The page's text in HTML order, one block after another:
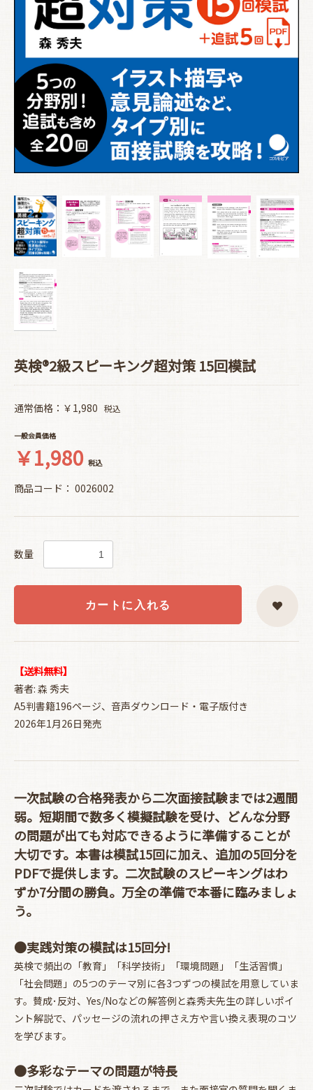
英検®2級スピーキング超対策 15回模試
通常価格：￥1,980 税込
一般会員価格
￥1,980 税込
商品コード： 0026002
数量
カートに入れる
【送料無料】
著者: 森 秀夫
A5判書籍196ページ、音声ダウンロード・電子版付き
2026年1月26日発売
一次試験の合格発表から二次面接試験までは2週間
弱。短期間で数多く模擬試験を受け、どんな分野
の問題が出ても対応できるように準備することが
大切です。本書は模試15回に加え、追加の5回分を
PDFで提供します。二次試験のスピーキングはわ
ずか7分間の勝負。万全の準備で本番に臨みましょ
う。
●実践対策の模試は15回分!
英検で頻出の「教育」「科学技術」「環境問題」「生活習慣」
「社会問題」の5つのテーマ別に各3つずつの模試を用意していま
す。賛成･反対、Yes/Noなどの解答例と森秀夫先生の詳しいポイ
ント解説で、パッセージの流れの押さえ方や言い換え表現のコツ
を学びます。
●多彩なテーマの問題が特長